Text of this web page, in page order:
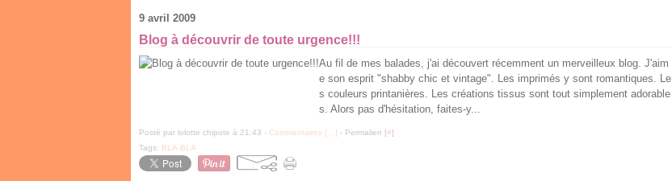
9 avril 2009
Blog à découvrir de toute urgence!!!
Au fil de mes balades, j'ai découvert récemment un merveilleux blog. J'aim
e son esprit "shabby chic et vintage". Les imprimés y sont romantiques. Le
s couleurs printanières. Les créations tissus sont tout simplement adorable
s. Alors pas d'hésitation, faites-y...
Posté par lolotte chipote à 21:43 - Commentaires [ ] - Permalien [#]
Tags: BLA-BLA